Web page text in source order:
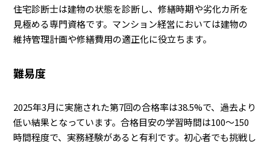
住宅診断士は建物の状態を診断し、修繕時期や劣化カ所を
見極める専門資格です。マンション経営においては建物の
維持管理計画や修繕費用の適正化に役立ちます。
難易度
2025年3月に実施された第7回の合格率は38.5%で、過去より
低い結果となっています。合格目安の学習時間は100〜150
時間程度で、実務経験があると有利です。初心者でも挑戦し